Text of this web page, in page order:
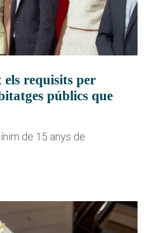
requisits per
públics que
de 15 anys de